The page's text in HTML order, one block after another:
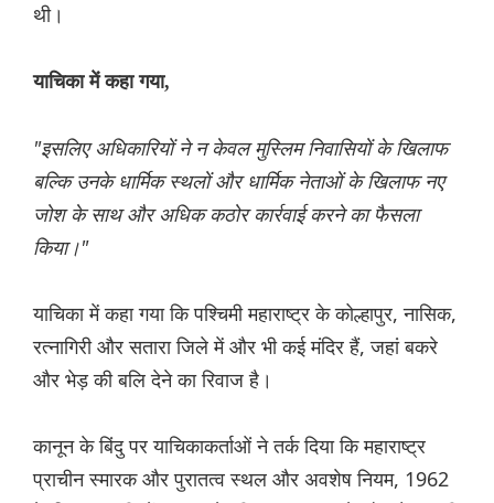
थी।
याचिका में कहा गया,
"इसलिए अधिकारियों ने न केवल मुस्लिम निवासियों के खिलाफ
बल्कि उनके धार्मिक स्थलों और धार्मिक नेताओं के खिलाफ नए
जोश के साथ और अधिक कठोर कार्रवाई करने का फैसला
किया।"
याचिका में कहा गया कि पश्चिमी महाराष्ट्र के कोल्हापुर, नासिक,
रत्नागिरी और सतारा जिले में और भी कई मंदिर हैं, जहां बकरे
और भेड़ की बलि देने का रिवाज है।
कानून के बिंदु पर याचिकाकर्ताओं ने तर्क दिया कि महाराष्ट्र
प्राचीन स्मारक और पुरातत्व स्थल और अवशेष नियम, 1962